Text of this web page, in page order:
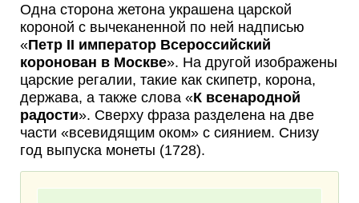
Одна сторона жетона украшена царской
короной с вычеканенной по ней надписью
«Петр II император Всероссийский
коронован в Москве». На другой изображены
царские регалии, такие как скипетр, корона,
держава, а также слова «К всенародной
радости». Сверху фраза разделена на две
части «всевидящим оком» с сиянием. Снизу
год выпуска монеты (1728).